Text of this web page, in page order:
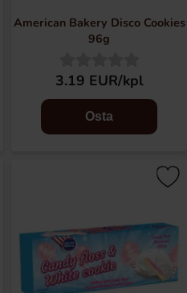
American Bakery Disco Cookies
96g
3.19 EUR/kpl
Osta